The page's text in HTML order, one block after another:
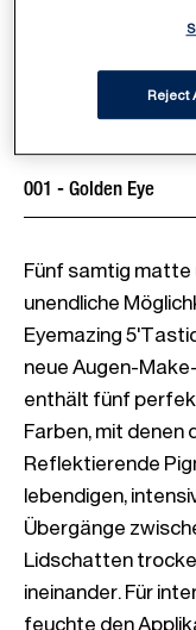
Fünf samtig matte
unendliche
Eyemazing
neue Augen-
enthält fünf
Farben, mit denen
Reflektierende
lebendigen,
Übergänge
Lidschatten
ineinander. Für
feuchte den
Reject